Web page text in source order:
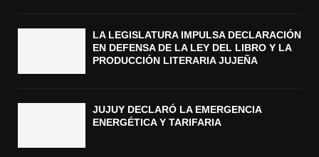
LA LEGISLATURA IMPULSA DECLARACIÓN
EN DEFENSA DE LA LEY DEL LIBRO Y LA
PRODUCCIÓN LITERARIA JUJEÑA
JUJUY DECLARÓ LA EMERGENCIA
ENERGÉTICA Y TARIFARIA